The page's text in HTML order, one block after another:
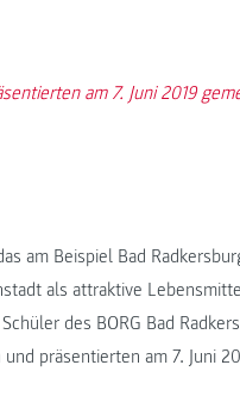
am 7. Juni 2019
am Beispiel Bad
als attraktive
des BORG Bad
präsentierten am 7. Juni